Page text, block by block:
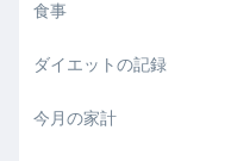
食事
ダイエットの記録
今月の家計